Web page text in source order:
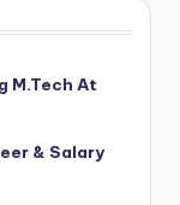
M.Tech At
& Salary